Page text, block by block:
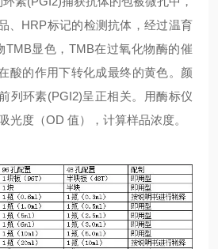
、HRP标记的检测抗体，经过温育
TMB显色，TMB在过氧化物酶的催
酸的作用下转化成最终的黄色。颜
列环素(PGI2)呈正相关。用酶标仪
光度（OD 值），计算样品浓度。